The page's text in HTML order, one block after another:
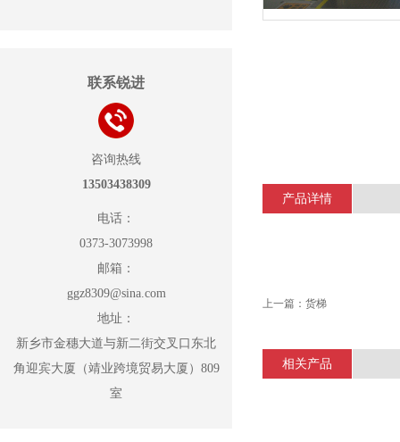
联系锐进
咨询热线
13503438309
电话：
0373-3073998
邮箱：
ggz8309@sina.com
地址：
新乡市金穗大道与新二街交叉口东北
角迎宾大厦（靖业跨境贸易大厦）809
室
产品详情
上一篇： 货梯
相关产品